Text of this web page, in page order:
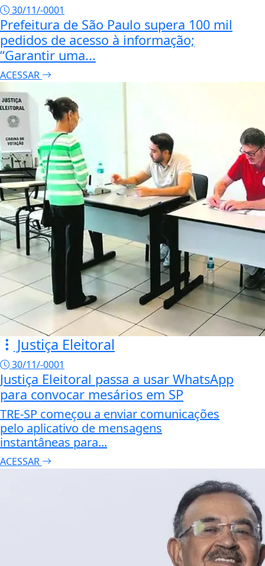
30/11/-0001
Prefeitura de São Paulo supera 100 mil
pedidos de acesso à informação;
“Garantir uma...
ACESSAR
Justiça Eleitoral
30/11/-0001
Justiça Eleitoral passa a usar WhatsApp
para convocar mesários em SP
TRE-SP começou a enviar comunicações
pelo aplicativo de mensagens
instantâneas para...
ACESSAR